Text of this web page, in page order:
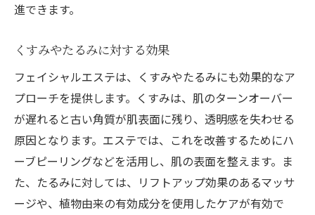
進できます。
くすみやたるみに対する効果
フェイシャルエステは、くすみやたるみにも効果的なア
プローチを提供します。くすみは、肌のターンオーバー
が遅れると古い角質が肌表面に残り、透明感を失わせる
原因となります。エステでは、これを改善するためにハ
ーブピーリングなどを活用し、肌の表面を整えます。ま
た、たるみに対しては、リフトアップ効果のあるマッサ
ージや、植物由来の有効成分を使用したケアが有効で